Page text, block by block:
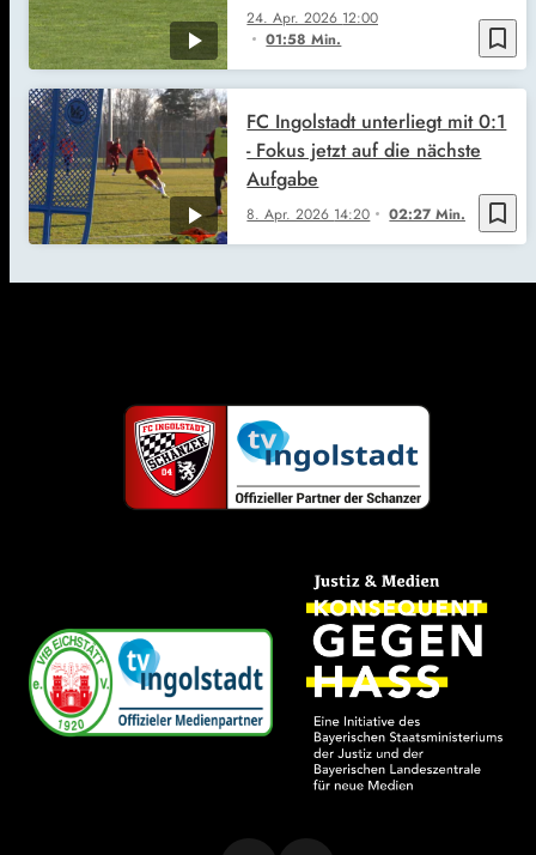
bookmark_border
24. Apr. 2026 12:00
01:58 Min.
bookmark_border
8. Apr. 2026 14:20 02:27 Min.
FC Ingolstadt unterliegt mit 0:1
- Fokus jetzt auf die nächste
Aufgabe